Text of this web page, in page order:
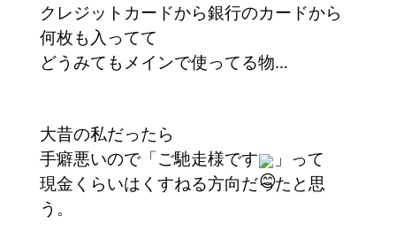
クレジットカードから銀行のカードから
何枚も入ってて
どうみてもメインで使ってる物…
大昔の私だったら
手癖悪いので「ご馳走様です
」って
現金くらいはくすねる方向だったと思
う。